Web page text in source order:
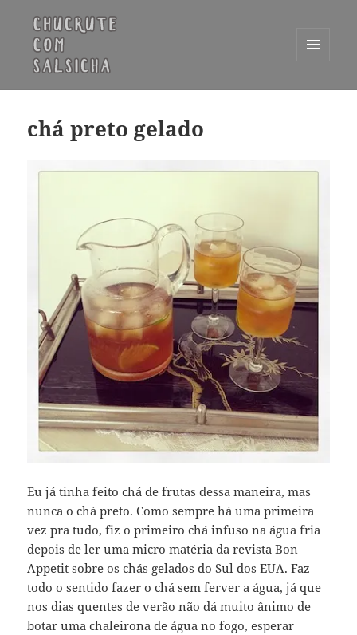
WIDGETS
chá preto gelado
Eu já tinha feito chá de frutas dessa maneira, mas
nunca o chá preto. Como sempre há uma primeira
vez pra tudo, fiz o primeiro chá infuso na água fria
depois de ler uma micro matéria da revista Bon
Appetit sobre os chás gelados do Sul dos EUA. Faz
todo o sentido fazer o chá sem ferver a água, já que
nos dias quentes de verão não dá muito ânimo de
botar uma chaleirona de água no fogo, esperar